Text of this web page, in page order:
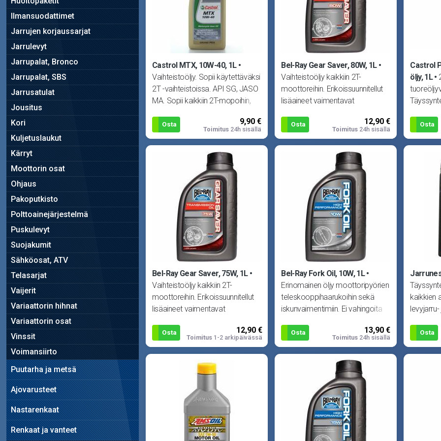
Ilmansuodattimet
Jarrujen korjaussarjat
Jarrulevyt
Jarrupalat, Bronco
Jarrupalat, SBS
Jarrusatulat
Jousitus
Kori
Kuljetuslaukut
Kärryt
Moottorin osat
Ohjaus
Pakoputkisto
Polttoainejärjestelmä
Puskulevyt
Suojakumit
Sähköosat, ATV
Telasarjat
Vaijerit
Variaattorin hihnat
Variaattorin osat
Vinssit
Voimansiirto
Puutarha ja metsä
Ajovarusteet
Nastarenkaat
Renkaat ja vanteet
Castrol MTX, 10W-40, 1L
Vaihteistoöljy. Sopii käytettäväksi
2T -vaihteistoissa. API SG, JASO
MA. Sopii kaikkiin 2T-mopoihin,
Osta 9,90 €
Toimitus24h sisällä
Bel-Ray Gear Saver, 80W, 1L
Vaihteistoöljy kaikkiin 2T-
moottoreihin. Erikoissuunnitellut
lisäaineet vaimentavat
Osta 12,90 €
Toimitus24h sisällä
Castrol
öljy, 1L
Osta
Bel-Ray Gear Saver, 75W, 1L
Vaihteistoöljy kaikkiin 2T-
moottoreihin. Erikoissuunnitellut
lisäaineet vaimentavat
Osta 12,90 €
Toimitus 1-2 arkipäivässä
Bel-Ray Fork Oil, 10W, 1L
Erinomainen öljy moottoripyörien
teleskooppihaarukoihin sekä
iskunvaimentimiin. Ei vahingoita
Osta 13,90 €
Toimitus24h sisällä
kaikkien
Osta